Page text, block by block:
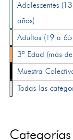
Adolescentes
años)
Adultos (19 a 65
3ª Edad (más
Muestra
Todas las